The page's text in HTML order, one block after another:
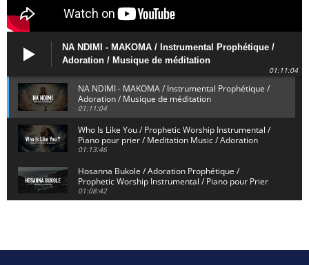
NA NDIMI - MAKOMA / Instrumental Prophétique /
Adoration / Musique de méditation
01:11:04
NA NDIMI - MAKOMA / Instrumental Prophétique /
Adoration / Musique de méditation
01:11:04
Who Is Like You / Prophetic Worship Instrumental /
Piano pour prier / Meditation Music / Adoration
01:13:46
Hosanna Bukole / Adoration Prophétique /
Prophetic Worship Instrumental / Piano pour Prier
01:08:42
Dieu de Secours - God of Rescue / Adoration